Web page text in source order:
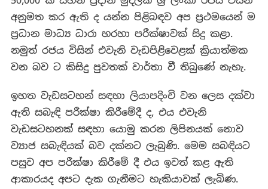
අනුමත කර ඇති ද යන්න පිළිබඳව අප ප්‍රථමයෙන් ම
ප්‍රධාන මාධ්‍ය ධාරා හරහා පරීක්ෂාවක් සිදු කළා.
නමුත් රජය විසින් එවැනි වැඩපිළිවෙළක් ක්‍රියාත්මක
වන බව ට කිසිදු පුවතක් වාර්තා වී තිබුණේ නැහැ.
ඉහත වැඩසටහන් සඳහා ලියාපදිංචි වන ලෙස දක්වා
ඇති සබැඳි පරීක්ෂා කිරීමේදී ද, එය එවැනි
වැඩසටහනක් සඳහා යොමු කරන ලිපිනයක් නොව
ව්‍යාජ සබැඳියක් බව දක්නට ලැබුණි. මෙම සබඳියට
පසුව අප පරීක්ෂා කිරීමේ දී එය ඉවත් කළ ඇති
ආකාරයද අපට දැක ගැනීමට හැකියාවක් ලැබිණ.